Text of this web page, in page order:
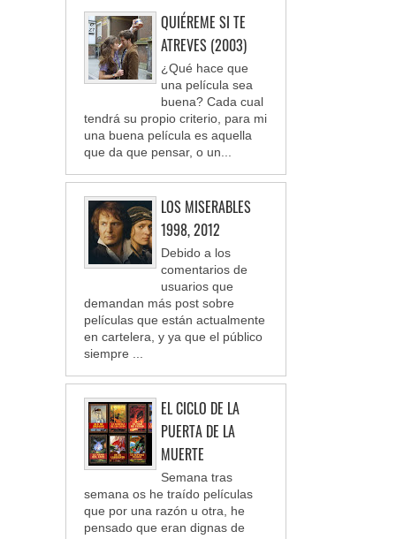
QUIÉREME SI TE
ATREVES (2003)
¿Qué hace que
una película sea
buena? Cada cual
tendrá su propio criterio, para mi
una buena película es aquella
que da que pensar, o un...
LOS MISERABLES
1998, 2012
Debido a los
comentarios de
usuarios que
demandan más post sobre
películas que están actualmente
en cartelera, y ya que el público
siempre ...
EL CICLO DE LA
PUERTA DE LA
MUERTE
Semana tras
semana os he traído películas
que por una razón u otra, he
pensado que eran dignas de